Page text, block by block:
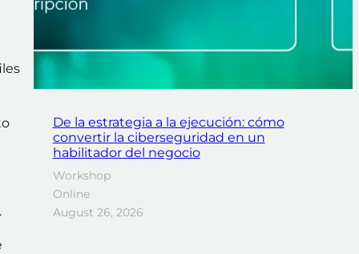
De la estrategia a la ejecución: cómo
convertir la ciberseguridad en un
habilitador del negocio
Workshop
Online
August 26, 2026